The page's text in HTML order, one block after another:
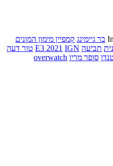
בר גיימינג קמפיין מימון המונים
תביעה E3 2021 IGN
טור דעה
סופר מריו overwatch